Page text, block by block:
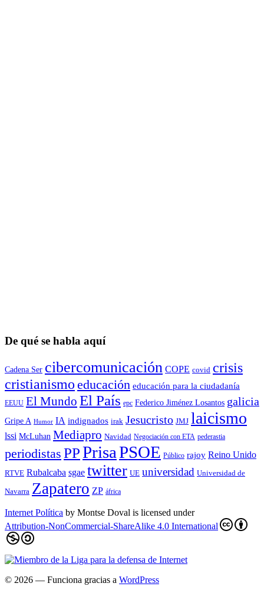
De qué se habla aquí
Cadena Ser cibercomunicación COPE covid crisis
cristianismo educación educación para la ciudadaní­a
EEUU El Mundo El País epc Federico Jiménez Losantos galicia
Gripe A Humor IA indignados irak Jesucristo JMJ laicismo
lssi McLuhan Mediapro Navidad Negociación con ETA pederastia
periodistas PPPrisaPSOE Público rajoy Reino Unido
RTVE Rubalcaba sgae twitter UE universidad Universidad de
Navarra Zapatero ZP áfrica
Internet Política by Montse Doval is licensed under
Attribution-NonCommercial-ShareAlike 4.0 International
© 2026 — Funciona gracias a WordPress